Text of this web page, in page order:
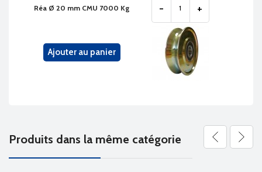
Réa Ø 20 mm CMU 7000 Kg - +
Ajouter au panier
Produits dans la même catégorie